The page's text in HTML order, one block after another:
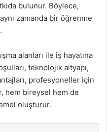
bulunur. Böylece,
zamanda bir öğrenme
alanları ile iş hayatına
teknolojik altyapı,
profesyoneller için
hem bireysel hem de
oluşturur.